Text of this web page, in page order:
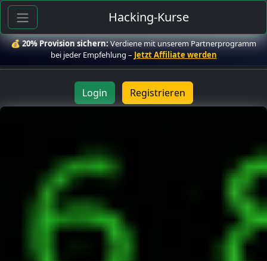
Hacking-Kurse
💰20% Provision sichern:Verdiene mit unserem Partnerprogramm
bei jeder Empfehlung – Jetzt Affiliate werden
Login Registrieren